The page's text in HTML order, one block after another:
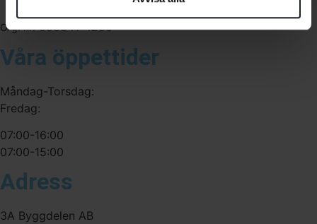
Org. nr:556341-4290
Våra öppettider
Måndag-Torsdag:
Fredag:
07:00-16:00
07:00-15:00
Adress
3A Byggdelen AB